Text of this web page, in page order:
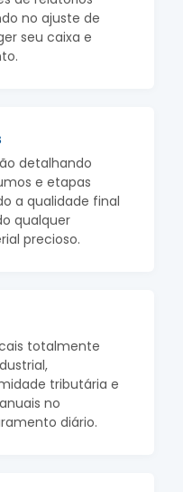
no ajuste de
seu caixa e
detalhando
e etapas
a qualidade final
qualquer
precioso.
totalmente
tributária e
no
diário.